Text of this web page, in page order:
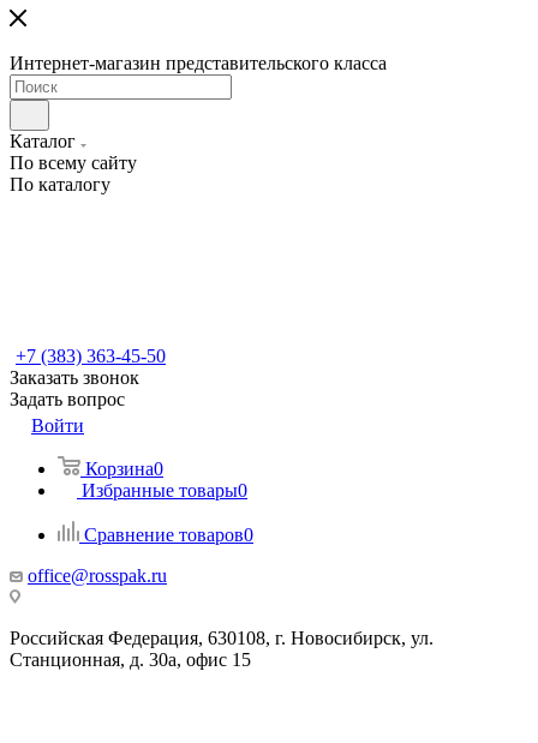
Интернет-магазин представительского класса
Каталог
По всему сайту
По каталогу
+7 (383) 363-45-50
Заказать звонок
Задать вопрос
Войти
Корзина0
Избранные товары0
Сравнение товаров0
office@rosspak.ru
Российская Федерация, 630108, г. Новосибирск, ул.
Станционная, д. 30а, офис 15